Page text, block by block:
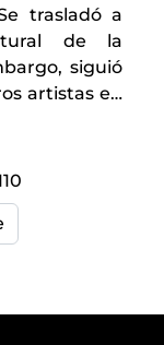
trasladó a
de la
siguió
artistas e…